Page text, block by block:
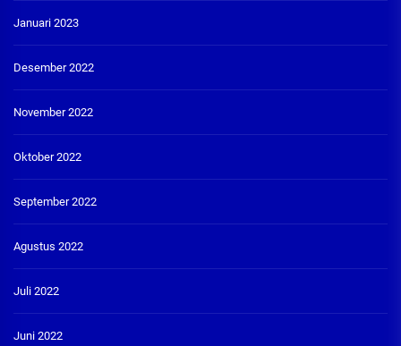
Januari 2023
Desember 2022
November 2022
Oktober 2022
September 2022
Agustus 2022
Juli 2022
Juni 2022